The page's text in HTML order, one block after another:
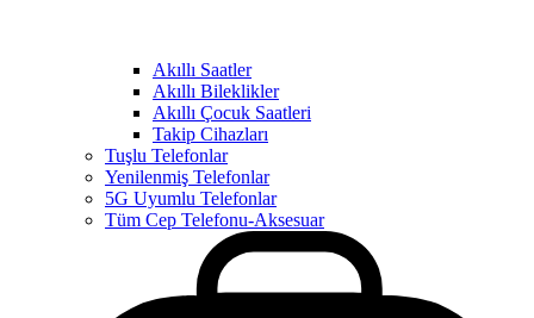
Akıllı Saatler
Akıllı Bileklikler
Akıllı Çocuk Saatleri
Takip Cihazları
Tuşlu Telefonlar
Yenilenmiş Telefonlar
5G Uyumlu Telefonlar
Tüm Cep Telefonu-Aksesuar